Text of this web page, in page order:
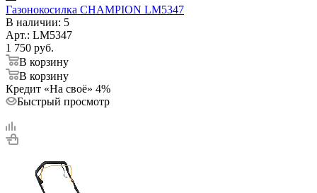
Газонокосилка CHAMPION LM5347
В наличии: 5
Арт.: LM5347
1 750 руб.
В корзину
В корзину
Кредит «На своё» 4%
Быстрый просмотр